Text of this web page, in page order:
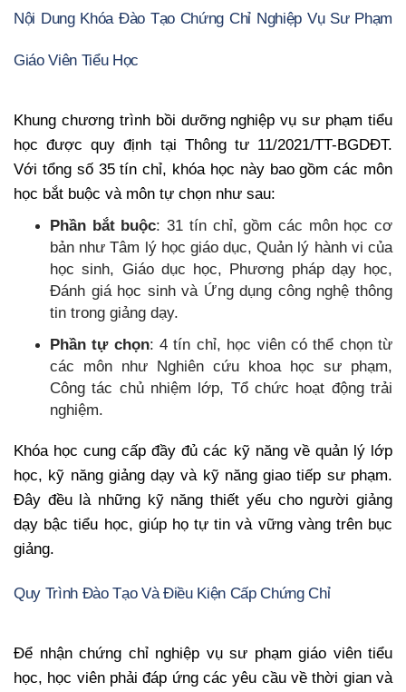
Nội Dung Khóa Đào Tạo Chứng Chỉ Nghiệp Vụ Sư Phạm
Giáo Viên Tiểu Học
Khung chương trình bồi dưỡng nghiệp vụ sư phạm tiểu
học được quy định tại Thông tư 11/2021/TT-BGDĐT.
Với tổng số 35 tín chỉ, khóa học này bao gồm các môn
học bắt buộc và môn tự chọn như sau:
Phần bắt buộc: 31 tín chỉ, gồm các môn học cơ
bản như Tâm lý học giáo dục, Quản lý hành vi của
học sinh, Giáo dục học, Phương pháp dạy học,
Đánh giá học sinh và Ứng dụng công nghệ thông
tin trong giảng dạy.
Phần tự chọn: 4 tín chỉ, học viên có thể chọn từ
các môn như Nghiên cứu khoa học sư phạm,
Công tác chủ nhiệm lớp, Tổ chức hoạt động trải
nghiệm.
Khóa học cung cấp đầy đủ các kỹ năng về quản lý lớp
học, kỹ năng giảng dạy và kỹ năng giao tiếp sư phạm.
Đây đều là những kỹ năng thiết yếu cho người giảng
dạy bậc tiểu học, giúp họ tự tin và vững vàng trên bục
giảng.
Quy Trình Đào Tạo Và Điều Kiện Cấp Chứng Chỉ
Để nhận chứng chỉ nghiệp vụ sư phạm giáo viên tiểu
học, học viên phải đáp ứng các yêu cầu về thời gian và